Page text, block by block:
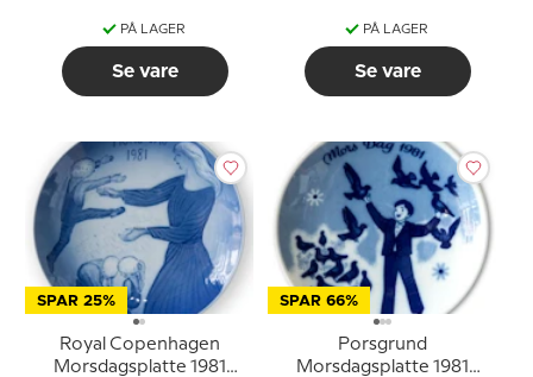
PÅ LAGER
Se vare
PÅ LAGER
Se vare
SPAR 25%
Royal Copenhagen
Morsdagsplatte 1981
SPAR 66%
Porsgrund
Morsdagsplatte 1981